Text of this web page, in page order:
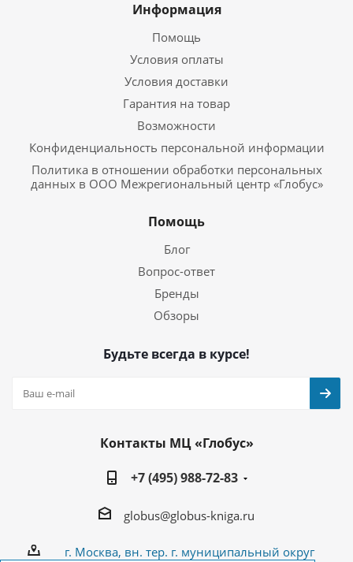
Информация
Помощь
Условия оплаты
Условия доставки
Гарантия на товар
Возможности
Конфиденциальность персональной информации
Политика в отношении обработки персональных
данных в ООО Межрегиональный центр «Глобус»
Помощь
Блог
Вопрос-ответ
Бренды
Обзоры
Будьте всегда в курсе!
Контакты МЦ «Глобус»
+7 (495) 988-72-83
globus@globus-kniga.ru
г. Москва, вн. тер. г. муниципальный округ